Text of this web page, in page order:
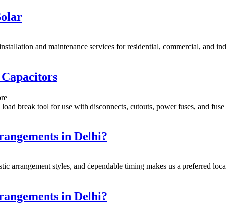
and maintenance services for residential, commercial, and
break tool for use with disconnects, cutouts, power fuses, and fuse
in Delhi?
arrangement styles, and dependable timing makes us a preferred
in Delhi?